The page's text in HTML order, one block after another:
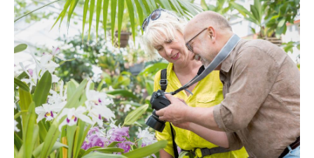
Inhalte in Gebärdensprache (DGS)
Leichte Sprache
Suche